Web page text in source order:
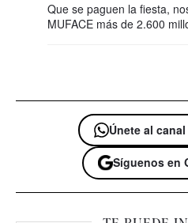
Que se paguen la fiesta,
MUFACE más de 2.600
Únete al
Síguenos en